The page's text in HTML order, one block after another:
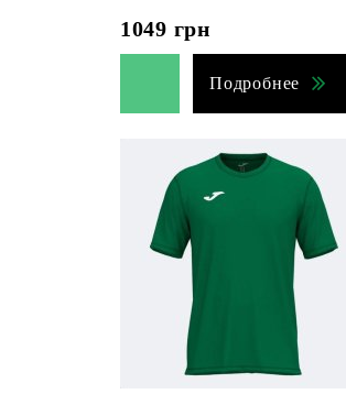
1049 грн
Подробнее